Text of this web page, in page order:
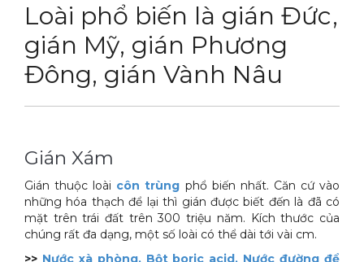
Thuốc diệt kiến Sài Gòn
Thuốc diệt gián Sài Gòn
Thuốc diệt muỗi Sài Gòn
Máy phun rửa cao cấp
Thiết bị vệ sinh sản phẩm
Thiết bị lau kính toà nhà
Máy chà rửa đánh bóng sàn
Dịch vụ tiêu diệt mối tận gốc
Dịch vụ phun thuốc phòng trừ muỗi
Dịch vụ kiểm soát chuột gây hại
Dịch vụ kiểm soát gián
Dịch vụ phun diệt ruồi gây hại
Dịch vụ tiêu diệt gián gây hại sức khỏe
Dịch vụ xử lý tiêu diệt kiến tận gốc
THỦ THUẬT
Tin tức động vật
Tin tức tổng hợp
Sitemap
Video
Tài liệu xử lý côn trùng
LIÊN HỆ
Hotline 0986 018 930 (Anh Sơn)
Loài phổ biến là gián Đức,
gián Mỹ, gián Phương
Đông, gián Vành Nâu
Gián Xám
Gián thuộc loài côn trùng phổ biến nhất. Căn cứ vào
những hóa thạch để lại thì gián được biết đến là đã có
mặt trên trái đất trên 300 triệu năm. Kích thước của
chúng rất đa dạng, một số loài có thể dài tới vài cm.
>> Nước xà phòng, Bột boric acid, Nước đường để